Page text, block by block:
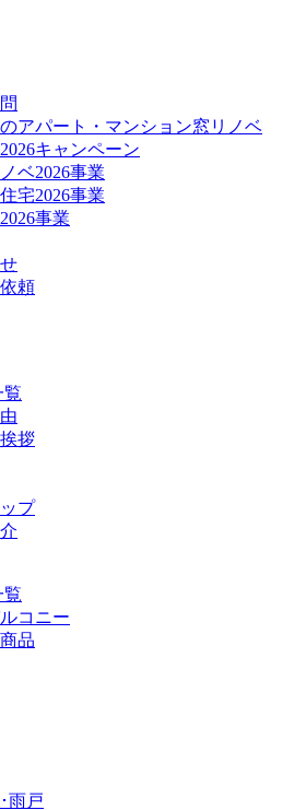
アパート・マンション窓リノベ
キャンペーン
ベ2026事業
宅2026事業
事業
頼
覧
拶
プ
覧
コニー
品
雨戸